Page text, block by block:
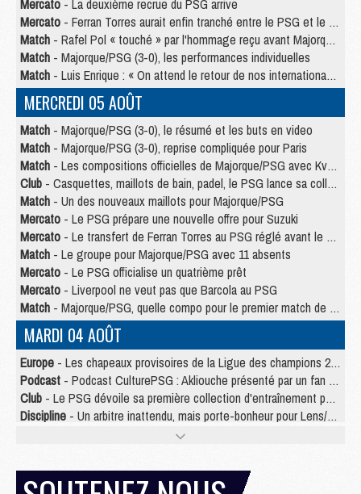
Mercato - La deuxième recrue du PSG arrive
Mercato - Ferran Torres aurait enfin tranché entre le PSG et le Barça
Match - Rafel Pol « touché » par l'hommage reçu avant Majorque/PSG
Match - Majorque/PSG (3-0), les performances individuelles
Match - Luis Enrique : « On attend le retour de nos internationaux »
MERCREDI 05 AOÛT
Match - Majorque/PSG (3-0), le résumé et les buts en video
Match - Majorque/PSG (3-0), reprise compliquée pour Paris
Match - Les compositions officielles de Majorque/PSG avec Kvara et de nombreux jeunes
Club - Casquettes, maillots de bain, padel, le PSG lance sa collection été
Match - Un des nouveaux maillots pour Majorque/PSG
Mercato - Le PSG prépare une nouvelle offre pour Suzuki
Mercato - Le transfert de Ferran Torres au PSG réglé avant le 12 août ?
Match - Le groupe pour Majorque/PSG avec 11 absents
Mercato - Le PSG officialise un quatrième prêt
Mercato - Liverpool ne veut pas que Barcola au PSG
Match - Majorque/PSG, quelle compo pour le premier match de la saison 2026/27 ?
MARDI 04 AOÛT
Europe - Les chapeaux provisoires de la Ligue des champions 2026/27
Podcast - Podcast CulturePSG : Akliouche présenté par un fan de Monaco
Club - Le PSG dévoile sa première collection d'entraînement pour 2026/2027
Discipline - Un arbitre inattendu, mais porte-bonheur pour Lens/PSG
- Majorque/PSG, sur quelle chaine et à quelle heure regarder le match ?
Mercato- Le tableau mercato du PSG (été 2026)
Mercato- L'Ajax refuse la première offre du PSG pour Godts